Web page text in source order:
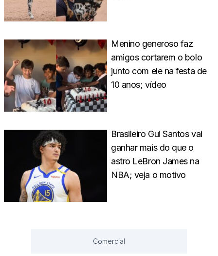
Menino generoso faz
amigos cortarem o bolo
junto com ele na festa de
10 anos; vídeo
Brasileiro Gui Santos vai
ganhar mais do que o
astro LeBron James na
NBA; veja o motivo
Comercial